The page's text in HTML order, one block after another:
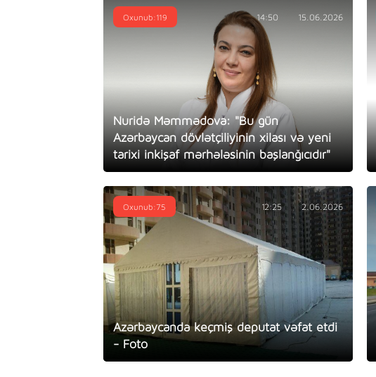
Nuridə Məmmədova: "Bu gün
Azərbaycan dövlətçiliyinin xilası və yeni
tarixi inkişaf mərhələsinin başlanğıcıdır"
Oxunub:119 14:50 15.06.2026
Azərbaycanda keçmiş deputat vəfat etdi
- Foto
Oxunub:75 12:25 2.06.2026